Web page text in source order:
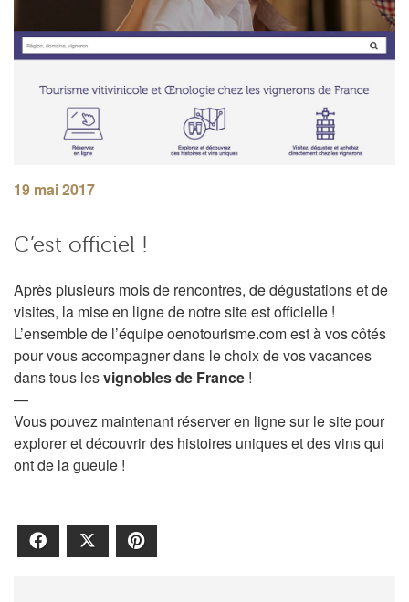
19 mai 2017
C’est officiel !
Après plusieurs mois de rencontres, de dégustations et de
visites, la mise en ligne de notre site est officielle !
L’ensemble de l’équipe oenotourisme.com est à vos côtés
pour vous accompagner dans le choix de vos vacances
dans tous lesvignobles de France !
—
Vous pouvez maintenant réserver en ligne sur le site pour
explorer et découvrir des histoires uniques et des vins qui
ont de la gueule !
Facebook